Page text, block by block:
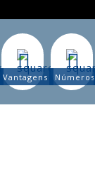
Vantagens Números